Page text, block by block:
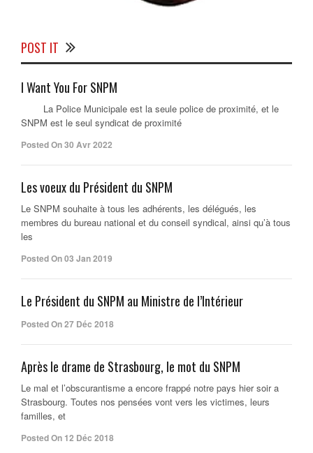
POST IT
I Want You For SNPM
La Police Municipale est la seule police de proximité, et le
SNPM est le seul syndicat de proximité
Posted On 30 Avr 2022
Les voeux du Président du SNPM
Le SNPM souhaite à tous les adhérents, les délégués, les
membres du bureau national et du conseil syndical, ainsi qu’à tous
les
Posted On 03 Jan 2019
Le Président du SNPM au Ministre de l’Intérieur
Posted On 27 Déc 2018
Après le drame de Strasbourg, le mot du SNPM
Le mal et l’obscurantisme a encore frappé notre pays hier soir a
Strasbourg. Toutes nos pensées vont vers les victimes, leurs
familles, et
Posted On 12 Déc 2018